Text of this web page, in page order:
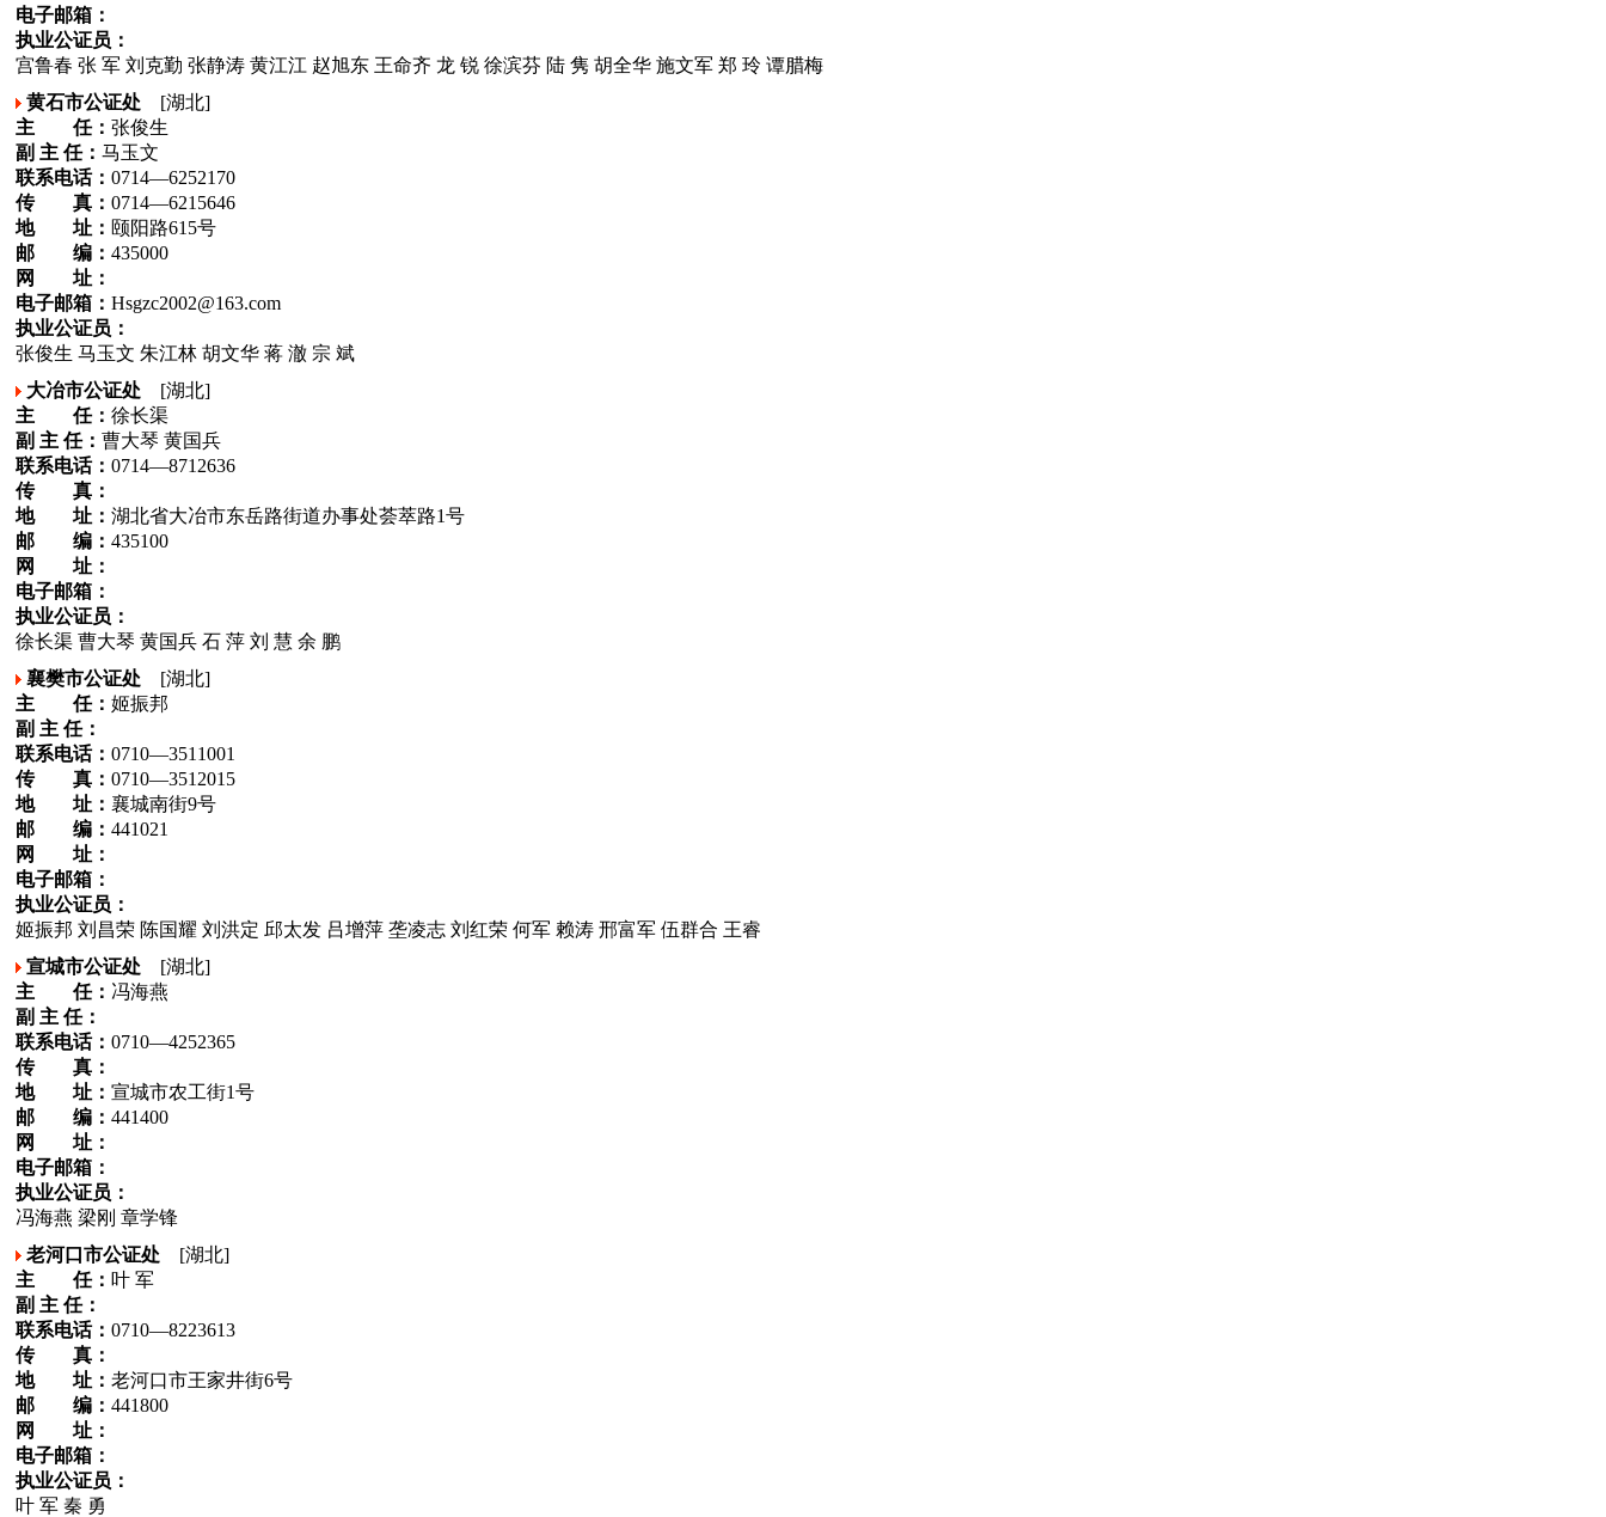
电子邮箱：
执业公证员：
宫鲁春 张 军 刘克勤 张静涛 黄江江 赵旭东 王命齐 龙 锐 徐滨芬 陆 隽 胡全华 施文军 郑 玲 谭腊梅
黄石市公证处 [湖北]
主 任： 张俊生
副 主 任： 马玉文
联系电话： 0714—6252170
传 真： 0714—6215646
地 址： 颐阳路615号
邮 编： 435000
网 址：
电子邮箱： Hsgzc2002@163.com
执业公证员：
张俊生 马玉文 朱江林 胡文华 蒋 澈 宗 斌
大冶市公证处 [湖北]
主 任： 徐长渠
副 主 任： 曹大琴 黄国兵
联系电话： 0714—8712636
传 真：
地 址： 湖北省大冶市东岳路街道办事处荟萃路1号
邮 编： 435100
网 址：
电子邮箱：
执业公证员：
徐长渠 曹大琴 黄国兵 石 萍 刘 慧 余 鹏
襄樊市公证处 [湖北]
主 任： 姬振邦
副 主 任：
联系电话： 0710—3511001
传 真： 0710—3512015
地 址： 襄城南街9号
邮 编： 441021
网 址：
电子邮箱：
执业公证员：
姬振邦 刘昌荣 陈国耀 刘洪定 邱太发 吕增萍 垄凌志 刘红荣 何军 赖涛 邢富军 伍群合 王睿
宣城市公证处 [湖北]
主 任： 冯海燕
副 主 任：
联系电话： 0710—4252365
传 真：
地 址： 宣城市农工街1号
邮 编： 441400
网 址：
电子邮箱：
执业公证员：
冯海燕 梁刚 章学锋
老河口市公证处 [湖北]
主 任： 叶 军
副 主 任：
联系电话： 0710—8223613
传 真：
地 址： 老河口市王家井街6号
邮 编： 441800
网 址：
电子邮箱：
执业公证员：
叶 军 秦 勇